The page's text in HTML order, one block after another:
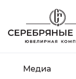
Медиа